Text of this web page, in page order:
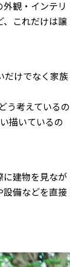
観・インテリ
、これだけは譲
だけでなく家族
う考えているの
描いているの
に建物を見なが
設備などを直接